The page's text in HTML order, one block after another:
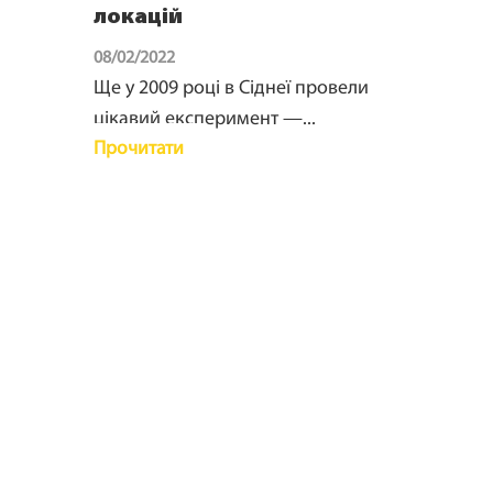
локацій
08/02/2022
Ще у 2009 році в Сіднеї провели
цікавий експеримент —...
Прочитати